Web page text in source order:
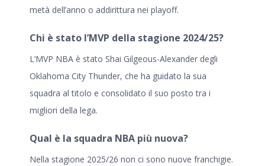
metà dell’anno o addirittura nei playoff.
Chi è stato l’MVP della stagione 2024/25?
L’MVP NBA è stato Shai Gilgeous-Alexander degli
Oklahoma City Thunder, che ha guidato la sua
squadra al titolo e consolidato il suo posto tra i
migliori della lega.
Qual è la squadra NBA più nuova?
Nella stagione 2025/26 non ci sono nuove franchigie.